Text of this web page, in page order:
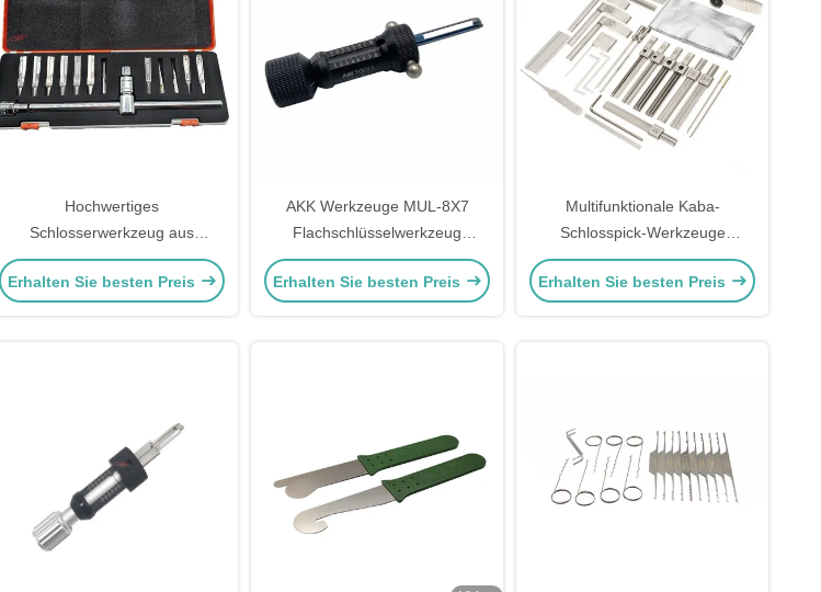
Hochwertiges
Schlosserwerkzeug aus
Edelstahl
Erhalten Sie besten Preis
AKK Werkzeuge MUL-8X7
Flachschlüsselwerkzeug
Schlosserwerkzeuge Schloss
wählt Werkzeuge
Erhalten Sie besten Preis
Multifunktionale Kaba-
Schlosspick-Werkzeuge
Schlosserwerkzeuge
Schlosspick-Werkzeuge für
Erhalten Sie besten Preis